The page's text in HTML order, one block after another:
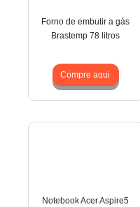
Forno de embutir a gás
Brastemp 78 litros
Compre aqui
Notebook Acer Aspire5